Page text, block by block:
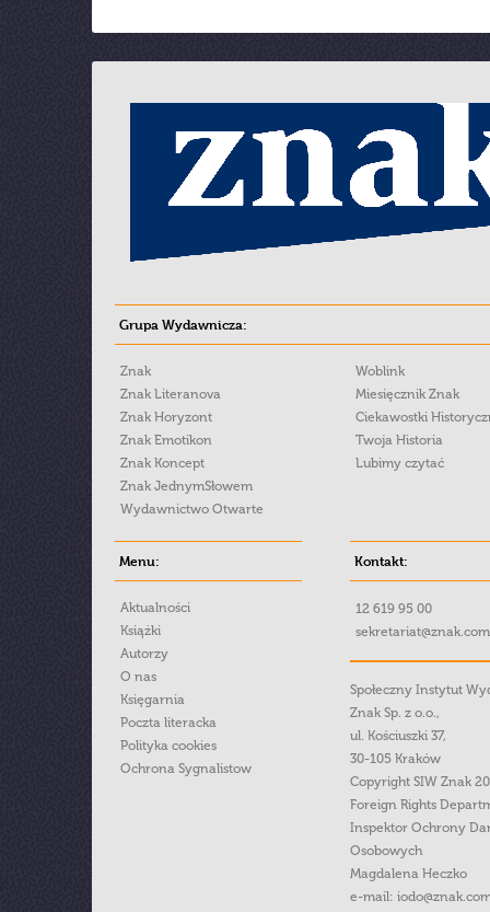
Grupa Wydawnicza:
Znak
Znak Literanova
Znak Horyzont
Znak Emotikon
Znak Koncept
Znak JednymSłowem
Wydawnictwo Otwarte
Woblink
Miesięcznik Znak
Ciekawostki
Twoja Historia
Lubimy czytać
Menu:
Aktualności
Książki
Autorzy
O nas
Księgarnia
Poczta literacka
Polityka cookies
Ochrona Sygnalistow
Kontakt:
12 619 95 00
Społeczny Instytut
Znak Sp. z o.o.,
ul. Kościuszki 37,
30-105 Kraków
Copyright SIW Znak
Foreign Rights
Inspektor Ochrony
Osobowych
Magdalena Heczko
e-mail: